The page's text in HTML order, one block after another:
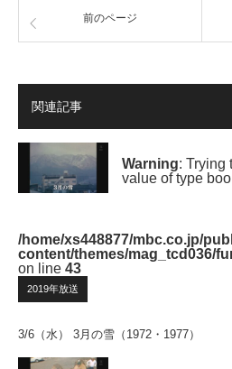
前のページ
関連記事
Warning: Trying
value of type
/home/xs448877/mbc.co.jp/
content/themes/mag_tcd036/
on line 43
2019年放送
3/6（水） 3月の雪（1972・1977）